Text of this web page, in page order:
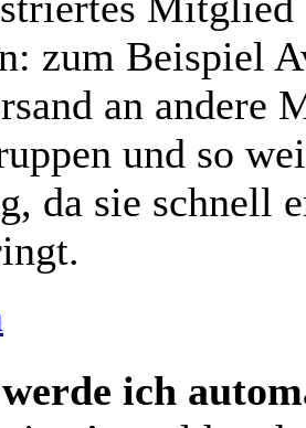
zum Beispiel
an andere
und so
da sie schnell
ich